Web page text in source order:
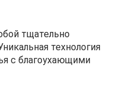
тщательно
технология
с благоухающими